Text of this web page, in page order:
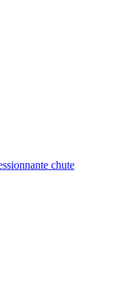
chute